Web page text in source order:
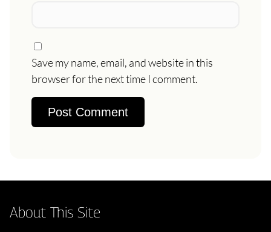
Save my name, email, and website in this
browser for the next time I comment.
About This Site